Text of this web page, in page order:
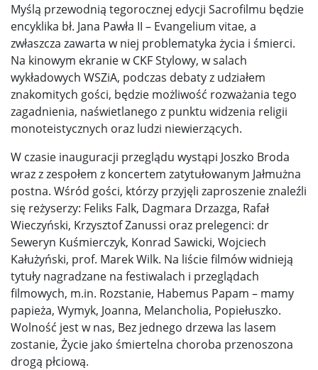
Myślą przewodnią tegorocznej edycji Sacrofilmu będzie
encyklika bł. Jana Pawła II – Evangelium vitae, a
zwłaszcza zawarta w niej problematyka życia i śmierci.
Na kinowym ekranie w CKF Stylowy, w salach
wykładowych WSZiA, podczas debaty z udziałem
znakomitych gości, będzie możliwość rozważania tego
zagadnienia, naświetlanego z punktu widzenia religii
monoteistycznych oraz ludzi niewierzących.
W czasie inauguracji przeglądu wystąpi Joszko Broda
wraz z zespołem z koncertem zatytułowanym Jałmużna
postna. Wśród gości, którzy przyjęli zaproszenie znaleźli
się reżyserzy: Feliks Falk, Dagmara Drzazga, Rafał
Wieczyński, Krzysztof Zanussi oraz prelegenci: dr
Seweryn Kuśmierczyk, Konrad Sawicki, Wojciech
Kałużyński, prof. Marek Wilk. Na liście filmów widnieją
tytuły nagradzane na festiwalach i przeglądach
filmowych, m.in. Rozstanie, Habemus Papam – mamy
papieża, Wymyk, Joanna, Melancholia, Popiełuszko.
Wolność jest w nas, Bez jednego drzewa las lasem
zostanie, Życie jako śmiertelna choroba przenoszona
drogą płciową.